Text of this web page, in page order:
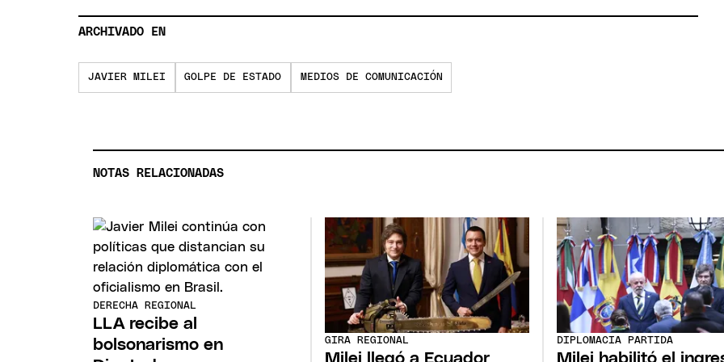
ARCHIVADO EN
JAVIER MILEI GOLPE DE ESTADO MEDIOS DE COMUNICACIÓN
NOTAS RELACIONADAS
DERECHA REGIONAL
LLA recibe al
bolsonarismo en
GIRA REGIONAL
Milei llegó a Ecuador
DIPLOMACIA PARTIDA
Milei habilitó el